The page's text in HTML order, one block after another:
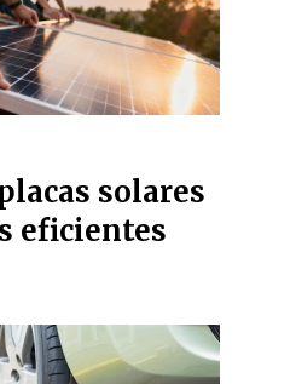
solares
eficientes